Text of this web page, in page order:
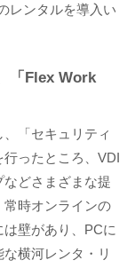
レンタルを導入い
「Flex Work
「セキュリティ
ったところ、VDI
どさまざまな提
時オンラインの
壁があり、PCに
横河レンタ・リ